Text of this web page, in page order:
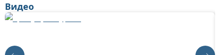
Видео